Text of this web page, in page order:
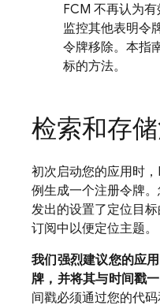
FCM 不再认为
监控其他表明令
令牌移除。本指
标的方法。
检索和存
初次启动您的应用时，
例生成一个注册令牌
发出的设置了定位目
订阅中以便定位主题。
我们强烈建议您的应
牌，并将其与时间戳
间戳必须通过您的代